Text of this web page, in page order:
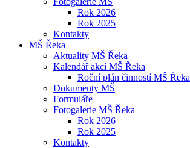
Rok 2026
Rok 2025
Kontakty
MŠ Řeka
Aktuality MŠ Řeka
Kalendář akcí MŠ Řeka
Roční plán činností MŠ Řeka
Dokumenty MŠ
Formuláře
Fotogalerie MŠ Řeka
Rok 2026
Rok 2025
Kontakty